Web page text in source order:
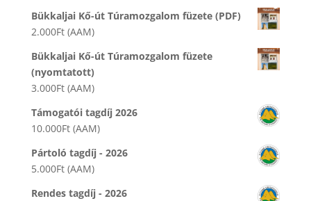
Bükkaljai Kő-út Túramozgalom füzete (PDF)
2.000Ft (AAM)
Bükkaljai Kő-út Túramozgalom füzete
(nyomtatott)
3.000Ft (AAM)
Támogatói tagdíj 2026
10.000Ft (AAM)
Pártoló tagdíj - 2026
5.000Ft (AAM)
Rendes tagdíj - 2026